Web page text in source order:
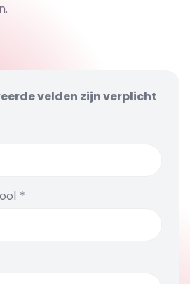
velden zijn verplicht